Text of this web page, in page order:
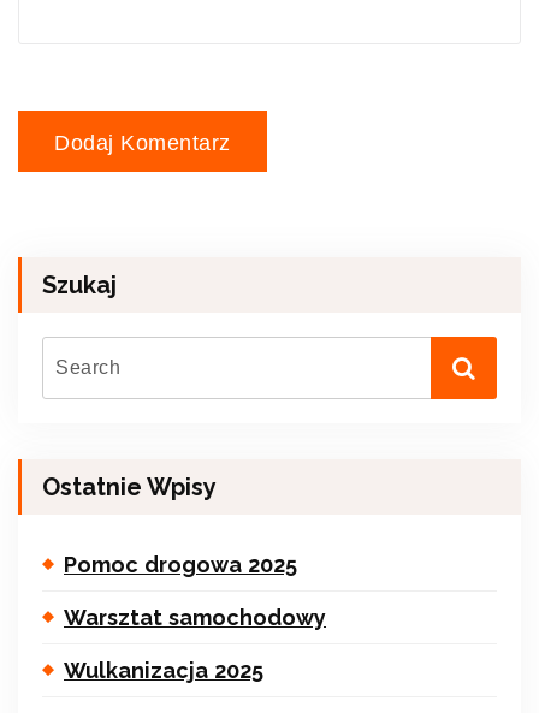
Szukaj
Ostatnie Wpisy
Pomoc drogowa 2025
Warsztat samochodowy
Wulkanizacja 2025